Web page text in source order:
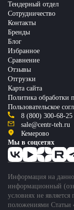
Тендерный отдел
Сотрудничество
Контакты
Бренды
Блог
Избранное
Сравнение
Отзывы
Отгрузки
Карта сайта
Политика обработки
Пользовательское
8 (800) 300-68-25
sale@centr-teh.ru
Кемерово
Мы в соцсетях
Информация на
информационный
условиях не
положениями Статьи